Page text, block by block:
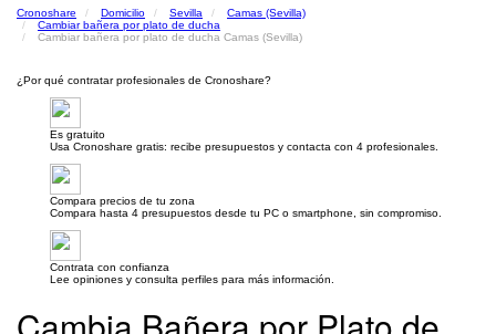
Cronoshare Domicilio Sevilla
Camas (Sevilla)
Cambiar bañera por plato de ducha
Cambiar bañera por plato de ducha Camas (Sevilla)
¿Por qué contratar profesionales de Cronoshare?
Es gratuito
Usa Cronoshare gratis: recibe presupuestos y contacta con 4 profesionales.
Compara precios de tu zona
Compara hasta 4 presupuestos desde tu PC o smartphone, sin compromiso.
Contrata con confianza
Lee opiniones y consulta perfiles para más información.